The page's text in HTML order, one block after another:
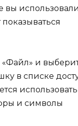
вы
и
в списке
использовать
и символы